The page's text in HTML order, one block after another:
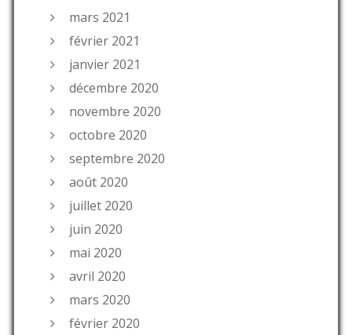
mars 2021
février 2021
janvier 2021
décembre 2020
novembre 2020
octobre 2020
septembre 2020
août 2020
juillet 2020
juin 2020
mai 2020
avril 2020
mars 2020
février 2020